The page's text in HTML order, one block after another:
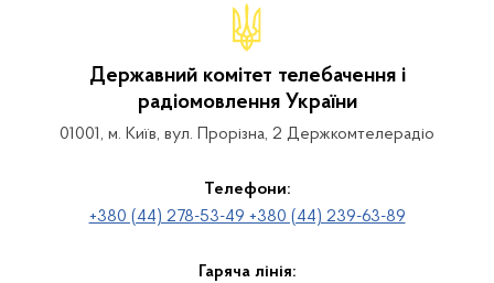
Державний комітет телебачення і
радіомовлення України
01001, м. Київ, вул. Прорізна, 2 Держкомтелерадіо
Телефони:
+380 (44) 278-53-49 +380 (44) 239-63-89
Гаряча лінія: